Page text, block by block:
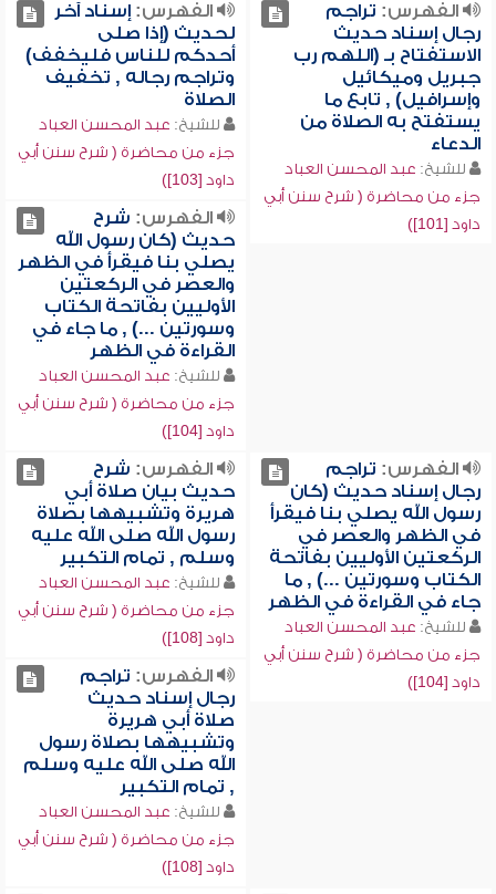
الفهرس: تراجم
رجال إسناد حديث
الاستفتاح بـ (اللهم رب
جبريل وميكائيل
وإسرافيل) , تابع ما
يستفتح به الصلاة من
الدعاء
للشيخ: عبد المحسن العباد
جزء من محاضرة ( شرح سنن أبي
داود [101])
الفهرس:إسناد آخر
لحديث (إذا صلى
أحدكم للناس فليخفف)
وتراجم رجاله , تخفيف
الصلاة
للشيخ: عبد المحسن العباد
جزء من محاضرة ( شرح سنن أبي
داود [103])
الفهرس: شرح
حديث (كان رسول الله
يصلي بنا فيقرأ في الظهر
والعصر في الركعتين
الأوليين بفاتحة الكتاب
وسورتين ...) , ما جاء في
القراءة في الظهر
للشيخ: عبد المحسن العباد
جزء من محاضرة ( شرح سنن أبي
داود [104])
الفهرس: تراجم
رجال إسناد حديث (كان
رسول الله يصلي بنا فيقرأ
في الظهر والعصر في
الركعتين الأوليين بفاتحة
الكتاب وسورتين ...) , ما
جاء في القراءة في الظهر
للشيخ: عبد المحسن العباد
جزء من محاضرة ( شرح سنن أبي
داود [104])
الفهرس: شرح
حديث بيان صلاة أبي
هريرة وتشبيهها بصلاة
رسول الله صلى الله عليه
وسلم , تمام التكبير
للشيخ: عبد المحسن العباد
جزء من محاضرة ( شرح سنن أبي
داود [108])
الفهرس: تراجم
رجال إسناد حديث
صلاة أبي هريرة
وتشبيهها بصلاة رسول
الله صلى الله عليه وسلم
, تمام التكبير
للشيخ: عبد المحسن العباد
جزء من محاضرة ( شرح سنن أبي
داود [108])